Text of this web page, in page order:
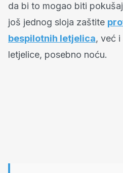
da bi to mogao biti
još jednog sloja zaštite
bespilotnih letjelica, već i
letjelice, posebno noću.